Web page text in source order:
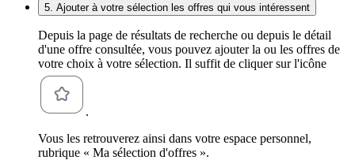
5. Ajouter à votre sélection les offres qui vous intéressent
Depuis la page de résultats de recherche ou depuis le détail
d'une offre consultée, vous pouvez ajouter la ou les offres de
votre choix à votre sélection. Il suffit de cliquer sur l'icône
.
Vous les retrouverez ainsi dans votre espace personnel,
rubrique « Ma sélection d'offres ».